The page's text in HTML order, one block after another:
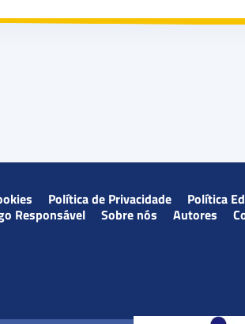
Política de Privacidade
Política
Responsável
Sobre nós Autores